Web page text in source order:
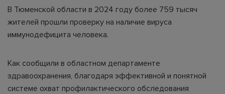
В Тюменской области в 2024 году более 759 тысяч
жителей прошли проверку на наличие вируса
иммунодефицита человека.
Как сообщили в областном департаменте
здравоохранения, благодаря эффективной и понятной
системе охват профилактического обследования